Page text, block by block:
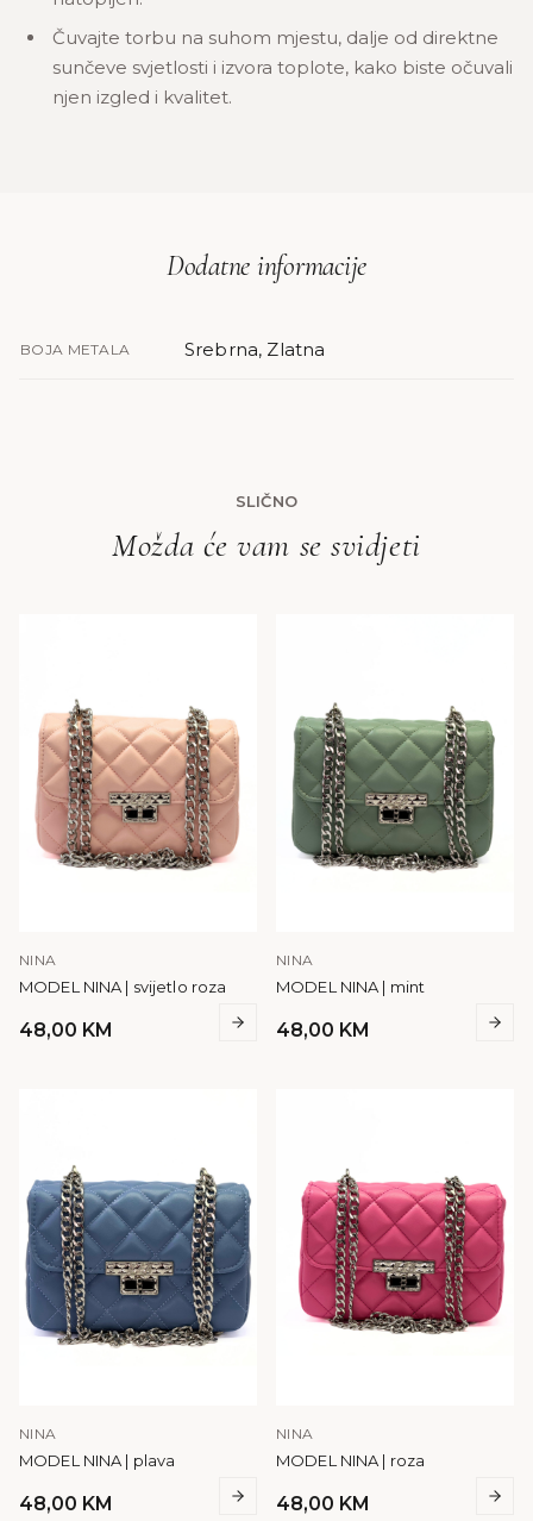
Čuvajte torbu na suhom mjestu, dalje od direktne
sunčeve svjetlosti i izvora toplote, kako biste očuvali
njen izgled i kvalitet.
Dodatne informacije
BOJA METALA Srebrna, Zlatna
SLIČNO
Možda će vam se svidjeti
NINA
MODEL NINA | svijetlo roza
48,00 KM
NINA
MODEL NINA | mint
48,00 KM
NINA
MODEL NINA | plava
48,00 KM
NINA
MODEL NINA | roza
48,00 KM